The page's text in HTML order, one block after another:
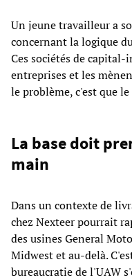
Un jeune travailleur a
concernant la logique
Ces sociétés de
entreprises et les
le problème, c'est que
La base doit
main
Dans un contexte de
chez Nexteer pourrait
des usines General
Midwest et au-delà.
bureaucratie de l'UAW